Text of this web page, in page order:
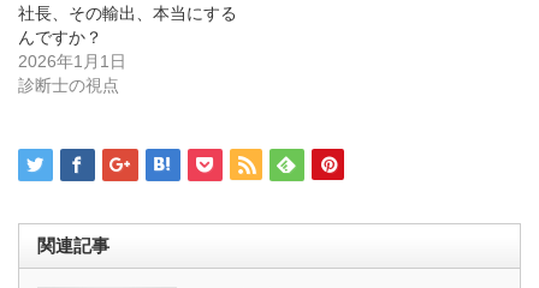
ド
ウ
で
開
き
ま
さ
い
し
い
ウ
で
開
す)
社長、その輸出、本当にする
んですか？
2026年1月1日
診断士の視点
関連記事